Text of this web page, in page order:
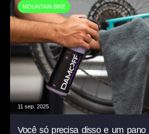
MOUNTAIN BIKE
11 sep. 2025
Você só precisa disso e um pano